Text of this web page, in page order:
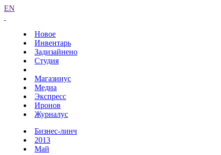
EN
Новое
Инвентарь
Задизайнено
Студия
Магазинус
Медиа
Экспресс
Иронов
Журналус
Бизнес-линч
2013
Май